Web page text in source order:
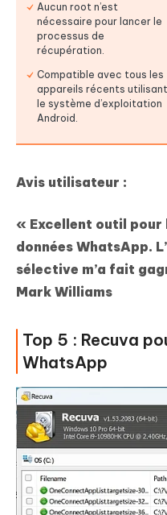
Aucun root n’est
nécessaire pour lancer le
processus de
récupération.
Compatible avec tous les
appareils récents utilisant
le système d’exploitation
Android.
Avis utilisateur :
« Excellent outil
données WhatsApp.
sélective m’a fait
Mark Williams
Top 5 : Recuva
WhatsApp